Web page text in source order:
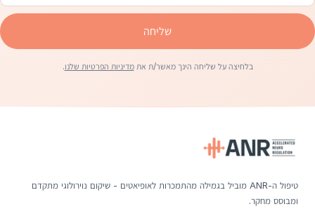
שליחה
בלחיצה על שליחה הינך מאשר/ת אתמדיניות הפרטיות שלנו.
טיפול ה-ANR מוביל בגמילה מהתמכרות לאופיאטים - שיקום נוירולוגי מתקדם
ומבוסס מחקר.